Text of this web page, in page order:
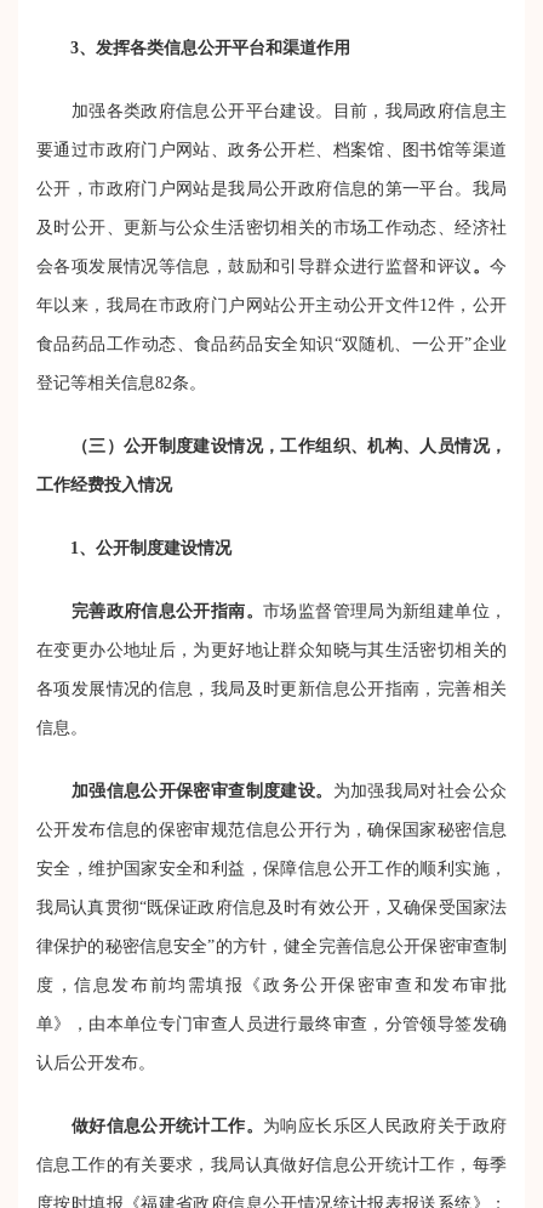
3、发挥各类信息公开平台和渠道作用
加强各类政府信息公开平台建设。目前，我局政府信息主
要通过市政府门户网站、政务公开栏、档案馆、图书馆等渠道
公开，市政府门户网站是我局公开政府信息的第一平台。我局
及时公开、更新与公众生活密切相关的市场工作动态、经济社
会各项发展情况等信息，鼓励和引导群众进行监督和评议 。今
年以来，我局在市政府门户网站公开主动公开文件12件，公开
食品药品工作动态、食品药品安全知识“双随机、一公开”企业
登记等相关信息82条。
（三）公开制度建设情况，工作组织、机构、人员情况，
工作经费投入情况
1、公开制度建设情况
完善政府信息公开指南。市场监督管理局为新组建单位，
在变更办公地址后，为更好地让群众知晓与其生活密切相关的
各项发展情况的信息，我局及时更新信息公开指南，完善相关
信息。
加强信息公开保密审查制度建设。 为加强我局对社会公众
公开发布信息的保密审规范信息公开行为，确保国家秘密信息
安全，维护国家安全和利益，保障信息公开工作的顺利实施，
我局认真贯彻“既保证政府信息及时有效公开，又确保受国家法
律保护的秘密信息安全”的方针，健全完善信息公开保密审查制
度，信息发布前均需填报《政务公开保密审查和发布审批
单》，由本单位专门审查人员进行最终审查，分管领导签发确
认后公开发布。
做好信息公开统计工作。 为响应长乐区人民政府关于政府
信息工作的有关要求，我局认真做好信息公开统计工作，每季
度按时填报《福建省政府信息公开情况统计报表报送系统》；